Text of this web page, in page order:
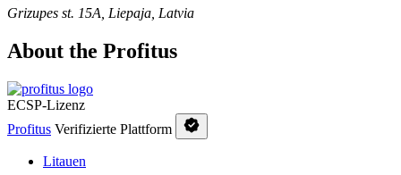
Grizupes st. 15A, Liepaja, Latvia
About the Profitus
ECSP-Lizenz
Profitus Verifizierte Plattform
Litauen